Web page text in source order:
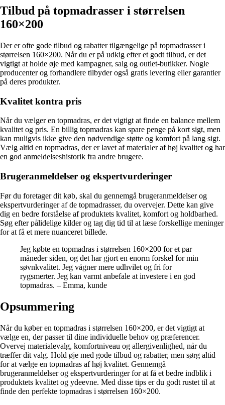
Tilbud på topmadrasser i størrelsen
160×200
Der er ofte gode tilbud og rabatter tilgængelige på topmadrasser i
størrelsen 160×200. Når du er på udkig efter et godt tilbud, er det
vigtigt at holde øje med kampagner, salg og outlet-butikker. Nogle
producenter og forhandlere tilbyder også gratis levering eller garantier
på deres produkter.
Kvalitet kontra pris
Når du vælger en topmadras, er det vigtigt at finde en balance mellem
kvalitet og pris. En billig topmadras kan spare penge på kort sigt, men
kan muligvis ikke give den nødvendige støtte og komfort på lang sigt.
Vælg altid en topmadras, der er lavet af materialer af høj kvalitet og har
en god anmeldelseshistorik fra andre brugere.
Brugeranmeldelser og ekspertvurderinger
Før du foretager dit køb, skal du gennemgå brugeranmeldelser og
ekspertvurderinger af de topmadrasser, du overvejer. Dette kan give
dig en bedre forståelse af produktets kvalitet, komfort og holdbarhed.
Søg efter pålidelige kilder og tag dig tid til at læse forskellige meninger
for at få et mere nuanceret billede.
Jeg købte en topmadras i størrelsen 160×200 for et par
måneder siden, og det har gjort en enorm forskel for min
søvnkvalitet. Jeg vågner mere udhvilet og fri for
rygsmerter. Jeg kan varmt anbefale at investere i en god
topmadras. – Emma, kunde
Opsummering
Når du køber en topmadras i størrelsen 160×200, er det vigtigt at
vælge en, der passer til dine individuelle behov og præferencer.
Overvej materialevalg, komfortniveau og allergivenlighed, når du
træffer dit valg. Hold øje med gode tilbud og rabatter, men sørg altid
for at vælge en topmadras af høj kvalitet. Gennemgå
brugeranmeldelser og ekspertvurderinger for at få et bedre indblik i
produktets kvalitet og ydeevne. Med disse tips er du godt rustet til at
finde den perfekte topmadras i størrelsen 160×200.